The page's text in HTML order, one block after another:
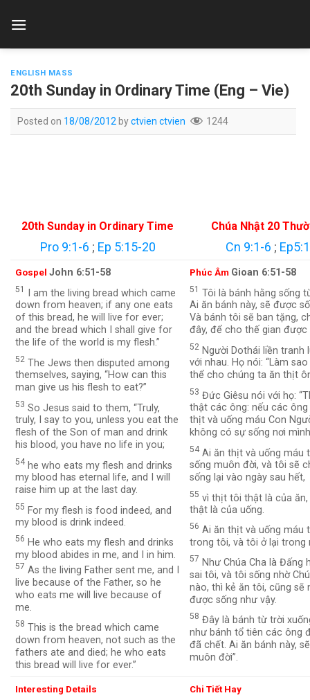
ENGLISH MASS
20th Sunday in Ordinary Time (Eng – Vie)
Posted on 18/08/2012 byctvien ctvien 1244
20th Sunday in Ordinary Time
Pro 9:1-6 ; Ep 5:15-20
Chúa Nhật 20
Cn 9:1-6 ;
GospelJohn 6:51-58
51 I am the living bread which came
down from heaven; if any one eats
of this bread, he will live for ever;
and the bread which I shall give for
the life of the world is my flesh.”
52 The Jews then disputed among
themselves, saying, “How can this
man give us his flesh to eat?”
53 So Jesus said to them, “Truly,
truly, I say to you, unless you eat the
flesh of the Son of man and drink
his blood, you have no life in you;
54 he who eats my flesh and drinks
my blood has eternal life, and I will
raise him up at the last day.
55 For my flesh is food indeed, and
my blood is drink indeed.
56 He who eats my flesh and drinks
my blood abides in me, and I in him.
57 As the living Father sent me, and I
live because of the Father, so he
who eats me will live because of
me.
58 This is the bread which came
down from heaven, not such as the
fathers ate and died; he who eats
this bread will live for ever.”
Phúc Âm Gioan 6:51-58
51 Tôi là bánh hằng sống
Ai ăn bánh này, sẽ được
Và bánh tôi sẽ ban tặng,
đây, để cho thế gian được
52 Người Dothái liền tranh
với nhau. Họ nói: “Làm
thể cho chúng ta ăn thịt
53 Đức Giêsu nói với họ:
thật các ông: nếu các
thịt và uống máu Con
không có sự sống nơi
54 Ai ăn thịt và uống máu
sống muôn đời, và tôi sẽ
sống lại vào ngày sau hết,
55 vì thịt tôi thật là của
thật là của uống.
56 Ai ăn thịt và uống máu
trong tôi, và tôi ở lại trong
57 Như Chúa Cha là Đấng
sai tôi, và tôi sống nhờ
nào, thì kẻ ăn tôi, cũng sẽ
được sống như vậy.
58 Đây là bánh từ trời
như bánh tổ tiên các ông
đã chết. Ai ăn bánh này,
muôn đời”.
Interesting Details Chi Tiết Hay